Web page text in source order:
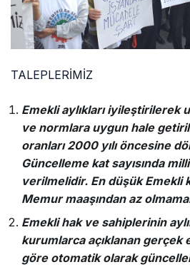
TALEPLERİMİZ
Emekli aylıkları iyileştirilerek
ve normlara uygun hale
oranları 2000 yılı öncesine
Güncelleme kat sayısında
verilmelidir. En düşük Emekli
Memur maaşından az
Emekli hak ve sahiplerinin
kurumlarca açıklanan gerçek
göre otomatik olarak